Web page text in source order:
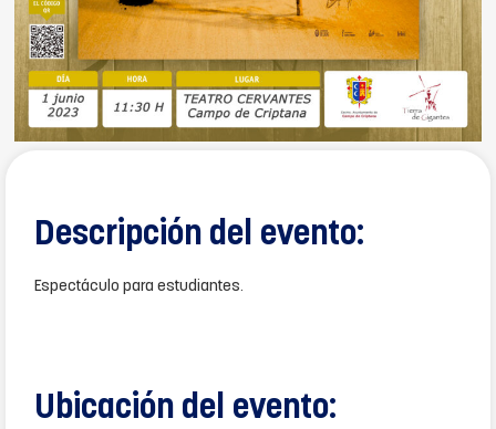
Descripción del evento:
Espectáculo para estudiantes.
Ubicación del evento: